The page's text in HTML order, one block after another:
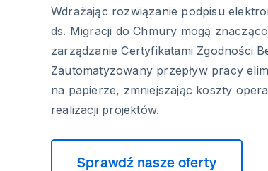
Wdrażając rozwiązanie podpisu
ds. Migracji do Chmury mogą
zarządzanie Certyfikatami Zgodności
Zautomatyzowany przepływ pracy
na papierze, zmniejszając koszty
realizacji projektów.
Sprawdź nasze oferty